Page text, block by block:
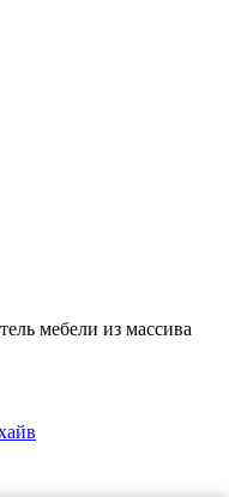
мебели из массива